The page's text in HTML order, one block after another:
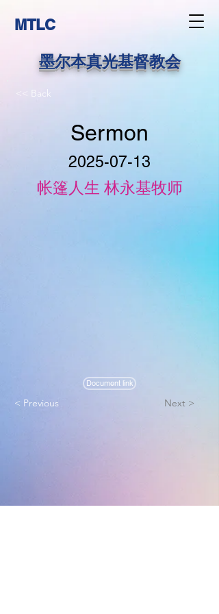
MTLC
墨尔本真光基督教会
<< Back
Sermon
2025-07-13
帐篷人生 林永基牧师
Document link
< Previous Next >